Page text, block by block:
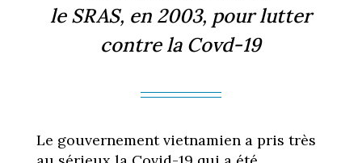
le SRAS, en 2003, pour lutter
contre la Covd-19
Le gouvernement vietnamien a pris très